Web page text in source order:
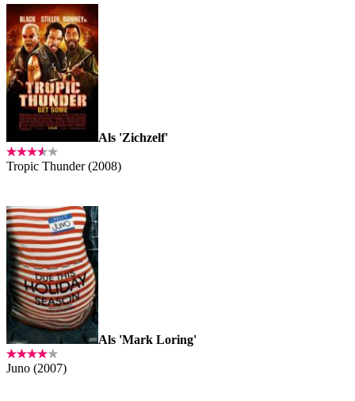
Als 'Zichzelf'
Tropic Thunder (2008)
Als 'Mark Loring'
Juno (2007)